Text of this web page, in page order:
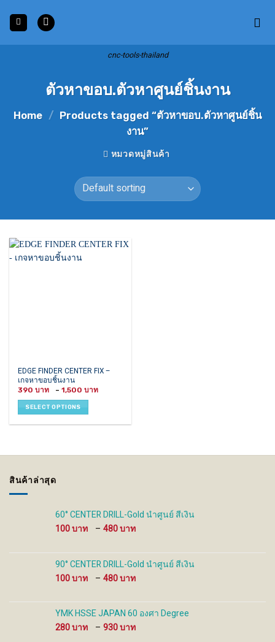
content
cnc-tools-thailand
ตัวหาขอบ.ตัวหาศูนย์ชิ้นงาน
Home / Products tagged “ตัวหาขอบ.ตัวหาศูนย์ชิ้น
งาน”
หมวดหมู่สินค้า
EDGE FINDER CENTER FIX –
เกจหาขอบชิ้นงาน
390 – 1,500
SELECT OPTIONS
This
product
has
multiple
variants.
The
chosen
on
the
สินค้าล่าสุด
60° CENTER DRILL-Gold นำศูนย์ สีเงิน
100
– 480
100 ฿
through
480 ฿
90° CENTER DRILL-Gold นำศูนย์ สีเงิน
100
– 480
100 ฿
through
YMK HSSE JAPAN 60 องศา Degree
280
– 930